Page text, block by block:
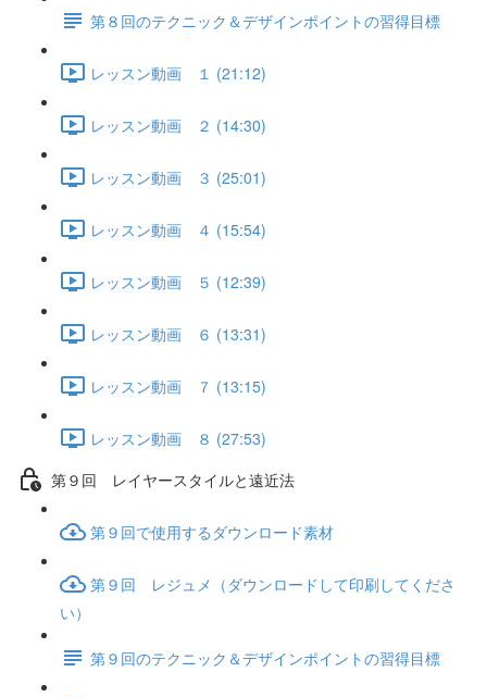
第８回のテクニック＆デザインポイントの習得目標
レッスン動画 １ (21:12)
レッスン動画 ２ (14:30)
レッスン動画 ３ (25:01)
レッスン動画 ４ (15:54)
レッスン動画 ５ (12:39)
レッスン動画 ６ (13:31)
レッスン動画 ７ (13:15)
レッスン動画 ８ (27:53)
第９回 レイヤースタイルと遠近法
第９回で使用するダウンロード素材
第９回 レジュメ（ダウンロードして印刷してくださ
い）
第９回のテクニック＆デザインポイントの習得目標